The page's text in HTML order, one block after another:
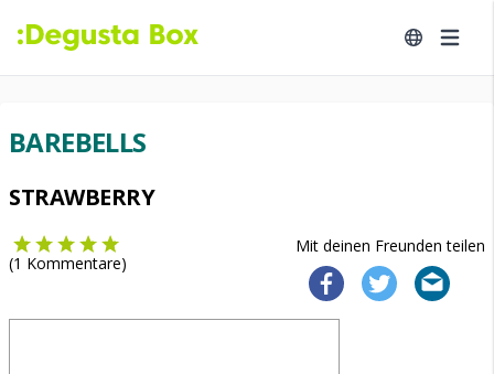
BAREBELLS
STRAWBERRY
Mit deinen Freunden teilen
(1 Kommentare)